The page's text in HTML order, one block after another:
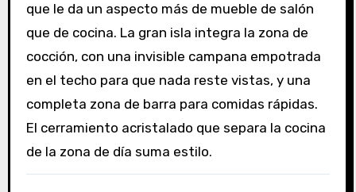
que le da un aspecto más de mueble de salón
que de cocina. La gran isla integra la zona de
cocción, con una invisible campana empotrada
en el techo para que nada reste vistas, y una
completa zona de barra para comidas rápidas.
El cerramiento acristalado que separa la cocina
de la zona de día suma estilo.